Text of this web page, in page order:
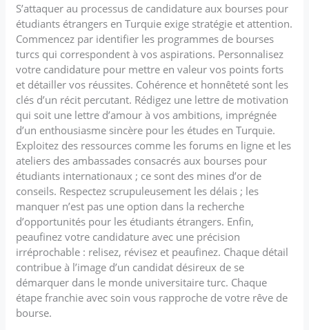
S’attaquer au processus de candidature aux bourses pour
étudiants étrangers en Turquie exige stratégie et attention.
Commencez par identifier les programmes de bourses
turcs qui correspondent à vos aspirations. Personnalisez
votre candidature pour mettre en valeur vos points forts
et détailler vos réussites. Cohérence et honnêteté sont les
clés d’un récit percutant. Rédigez une lettre de motivation
qui soit une lettre d’amour à vos ambitions, imprégnée
d’un enthousiasme sincère pour les études en Turquie.
Exploitez des ressources comme les forums en ligne et les
ateliers des ambassades consacrés aux bourses pour
étudiants internationaux ; ce sont des mines d’or de
conseils. Respectez scrupuleusement les délais ; les
manquer n’est pas une option dans la recherche
d’opportunités pour les étudiants étrangers. Enfin,
peaufinez votre candidature avec une précision
irréprochable : relisez, révisez et peaufinez. Chaque détail
contribue à l’image d’un candidat désireux de se
démarquer dans le monde universitaire turc. Chaque
étape franchie avec soin vous rapproche de votre rêve de
bourse.